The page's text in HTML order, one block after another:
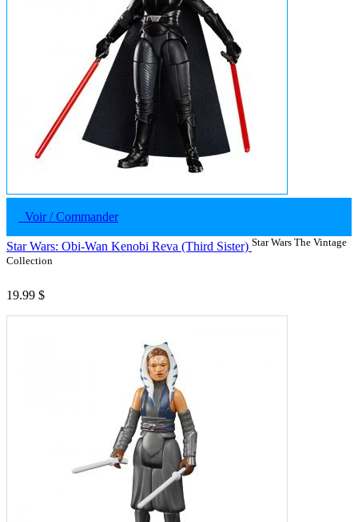
Voir / Commander
Star Wars: Obi-Wan Kenobi Reva (Third Sister) Star Wars The Vintage
Collection
19.99 $